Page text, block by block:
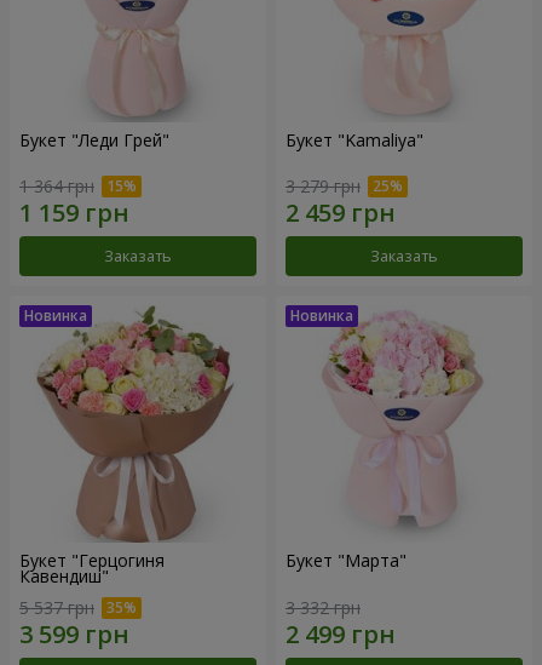
Букет "Леди Грей"
1 364 грн
Заказать
Букет "Kamaliya"
3 279 грн
Заказать
Букет "Герцогиня
Кавендиш"
5 537 грн
Букет "Марта"
3 332 грн